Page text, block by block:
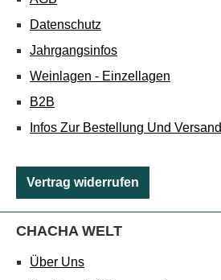
Datenschutz
Jahrgangsinfos
Weinlagen - Einzellagen
B2B
Infos Zur Bestellung Und Versand
Vertrag widerrufen
CHACHA WELT
Über Uns